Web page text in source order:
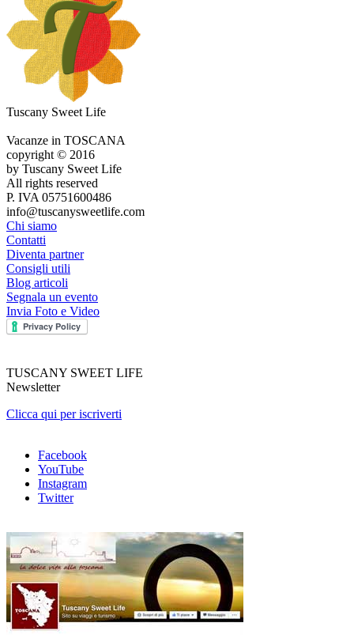
Tuscany Sweet Life
Vacanze in TOSCANA
copyright © 2016
by Tuscany Sweet Life
All rights reserved
P. IVA 05751600486
info@tuscanysweetlife.com
Chi siamo
Contatti
Diventa partner
Consigli utili
Blog articoli
Segnala un evento
Invia Foto e Video
TUSCANY SWEET LIFE
Newsletter
Clicca qui per iscriverti
Facebook
YouTube
Instagram
Twitter